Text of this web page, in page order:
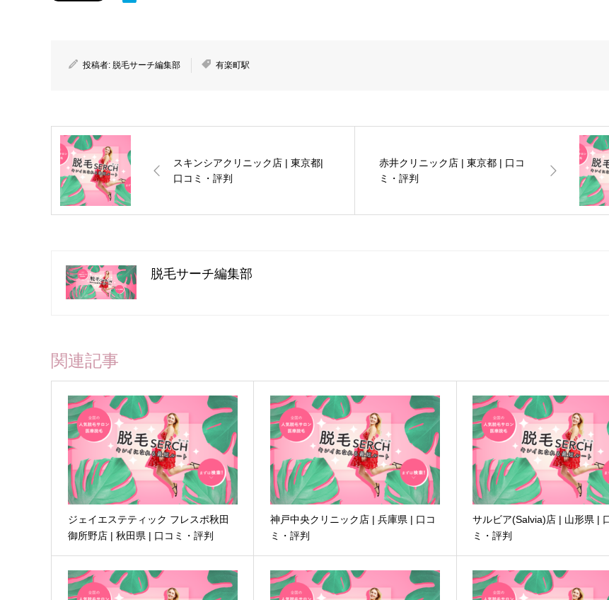
投稿者: 脱毛サーチ編集部 有楽町駅
スキンシアクリニック店 | 東京都|
口コミ・評判
赤井クリニック店 | 東京都 | 口コ
ミ・評判
脱毛サーチ編集部
関連記事
ジェイエステティック フレスポ秋田
御所野店 | 秋田県 | 口コミ・評判
神戸中央クリニック店 | 兵庫県 | 口コ
ミ・評判
サルビア(Salvia)店 | 山形県 |
ミ・評判